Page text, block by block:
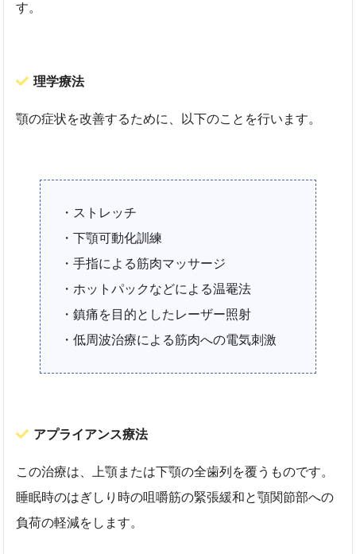
す。
理学療法
顎の症状を改善するために、以下のことを行います。
・ストレッチ
・下顎可動化訓練
・手指による筋肉マッサージ
・ホットパックなどによる温罨法
・鎮痛を目的としたレーザー照射
・低周波治療による筋肉への電気刺激
アプライアンス療法
この治療は、上顎または下顎の全歯列を覆うものです。
睡眠時のはぎしり時の咀嚼筋の緊張緩和と顎関節部への
負荷の軽減をします。